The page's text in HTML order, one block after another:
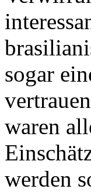
sogar
waren
werden